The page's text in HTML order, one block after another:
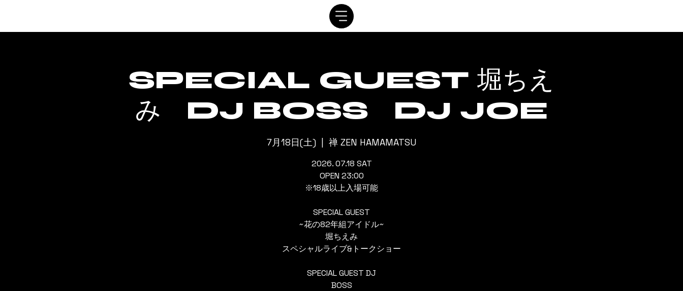
VIP
SPECIAL GUEST 堀ちえ
み DJ BOSS DJ JOE
7月18日(土) 禅 ZEN HAMAMATSU
2026. 07.18 SAT
OPEN 23:00
※18歳以上入場可能
SPECIAL GUEST
~花の82年組アイドル~
堀ちえみ
スペシャルライブ&トークショー
SPECIAL GUEST DJ
BOSS